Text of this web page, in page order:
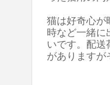
猫は好奇心が
時など一緒に
いです。配送
がありますが